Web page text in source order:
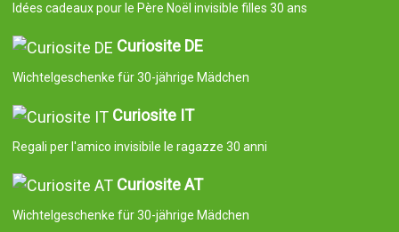
Idées cadeaux pour le Père Noël invisible filles 30 ans
Curiosite DE
Wichtelgeschenke für 30-jährige Mädchen
Curiosite IT
Regali per l'amico invisibile le ragazze 30 anni
Curiosite AT
Wichtelgeschenke für 30-jährige Mädchen